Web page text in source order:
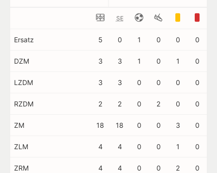
SE
Ersatz 5 0 1 0 0 0
DZM 3 3 1 0 1 0
LZDM 3 3 0 0 0 0
RZDM 2 2 0 2 0 0
ZM 18 18 0 0 3 0
ZLM 4 4 0 0 1 0
ZRM 4 4 0 0 2 0